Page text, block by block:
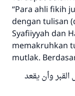
“Para ahli fikih
dengan tulisan
Syafiiyyah dan
memakruhkan
mutlak.
وأن يقعد